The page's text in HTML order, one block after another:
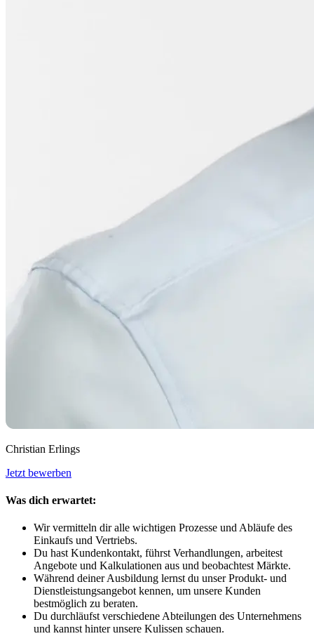
Christian Erlings
Jetzt bewerben
Was dich erwartet:
Wir vermitteln dir alle wichtigen Prozesse und Abläufe des
Einkaufs und Vertriebs.
Du hast Kundenkontakt, führst Verhandlungen, arbeitest
Angebote und Kalkulationen aus und beobachtest Märkte.
Während deiner Ausbildung lernst du unser Produkt- und
Dienstleistungsangebot kennen, um unsere Kunden
bestmöglich zu beraten.
Du durchläufst verschiedene Abteilungen des Unternehmens
und kannst hinter unsere Kulissen schauen.